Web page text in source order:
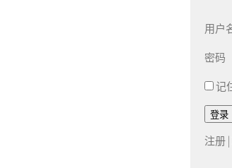
用户
密码
记
注册 |